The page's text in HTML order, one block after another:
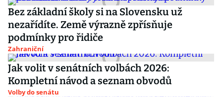
Bez základní školy si na Slovensku už
nezařídíte. Země výrazně zpřísňuje
podmínky pro řidiče
Zahraniční
Jak volit v senátních volbách 2026:
Kompletní návod a seznam obvodů
Volby do senátu